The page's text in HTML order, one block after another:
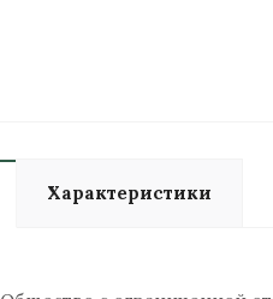
Характеристики